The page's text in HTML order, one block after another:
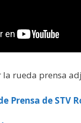
la rueda prensa
Prensa de STV